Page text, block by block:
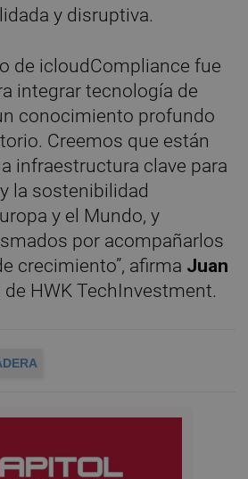
y disruptiva.
de icloudCompliance fue
integrar tecnología de
conocimiento profundo
Creemos que están
infraestructura clave para
la sostenibilidad
y el Mundo, y
por acompañarlos
crecimiento”, afirma Juan
de HWK TechInvestment.